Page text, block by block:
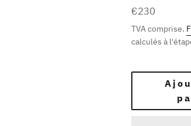
Prix
régulier
€230
TVA comprise.
calculés à